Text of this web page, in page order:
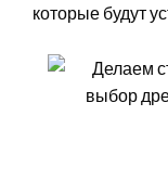
которые будут